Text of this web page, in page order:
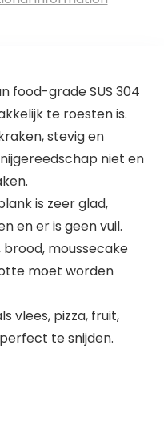
food-grade SUS 304
te roesten is.
stevig en
niet en
is zeer glad,
en er is geen vuil.
brood, moussecake
moet worden
vlees, pizza, fruit,
te snijden.